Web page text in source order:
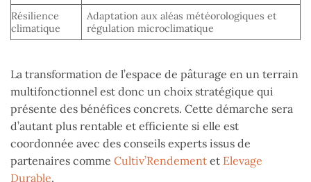
Résilience
climatique
Adaptation aux aléas météorologiques et
régulation microclimatique
La transformation de l’espace de pâturage en un terrain
multifonctionnel est donc un choix stratégique qui
présente des bénéfices concrets. Cette démarche sera
d’autant plus rentable et efficiente si elle est
coordonnée avec des conseils experts issus de
partenaires comme Cultiv’Rendement et Elevage
Durable.